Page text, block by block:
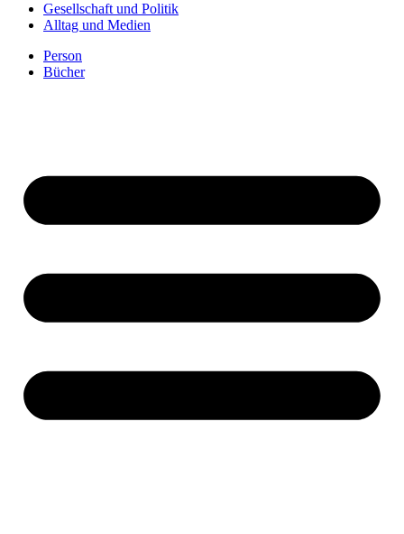
Gesellschaft und Politik
Alltag und Medien
Person
Bücher